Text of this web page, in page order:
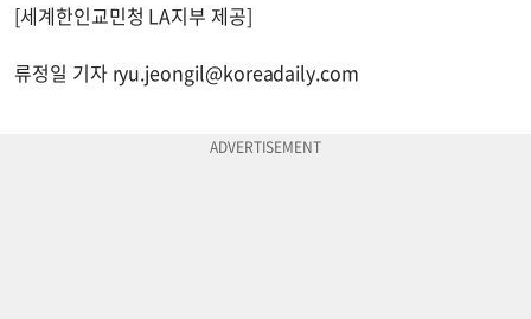
[세계한인교민청 LA지부 제공]
류정일 기자 ryu.jeongil@koreadaily.com